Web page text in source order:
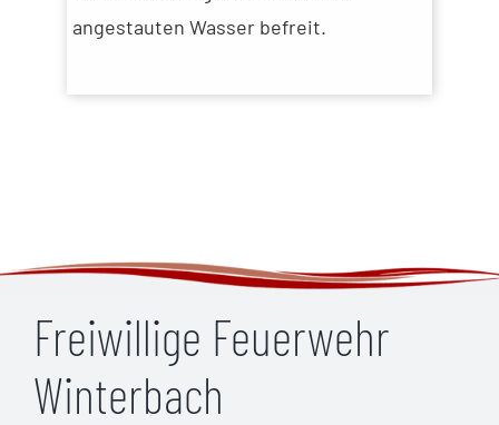
angestauten Wasser befreit.
Freiwillige Feuerwehr
Winterbach